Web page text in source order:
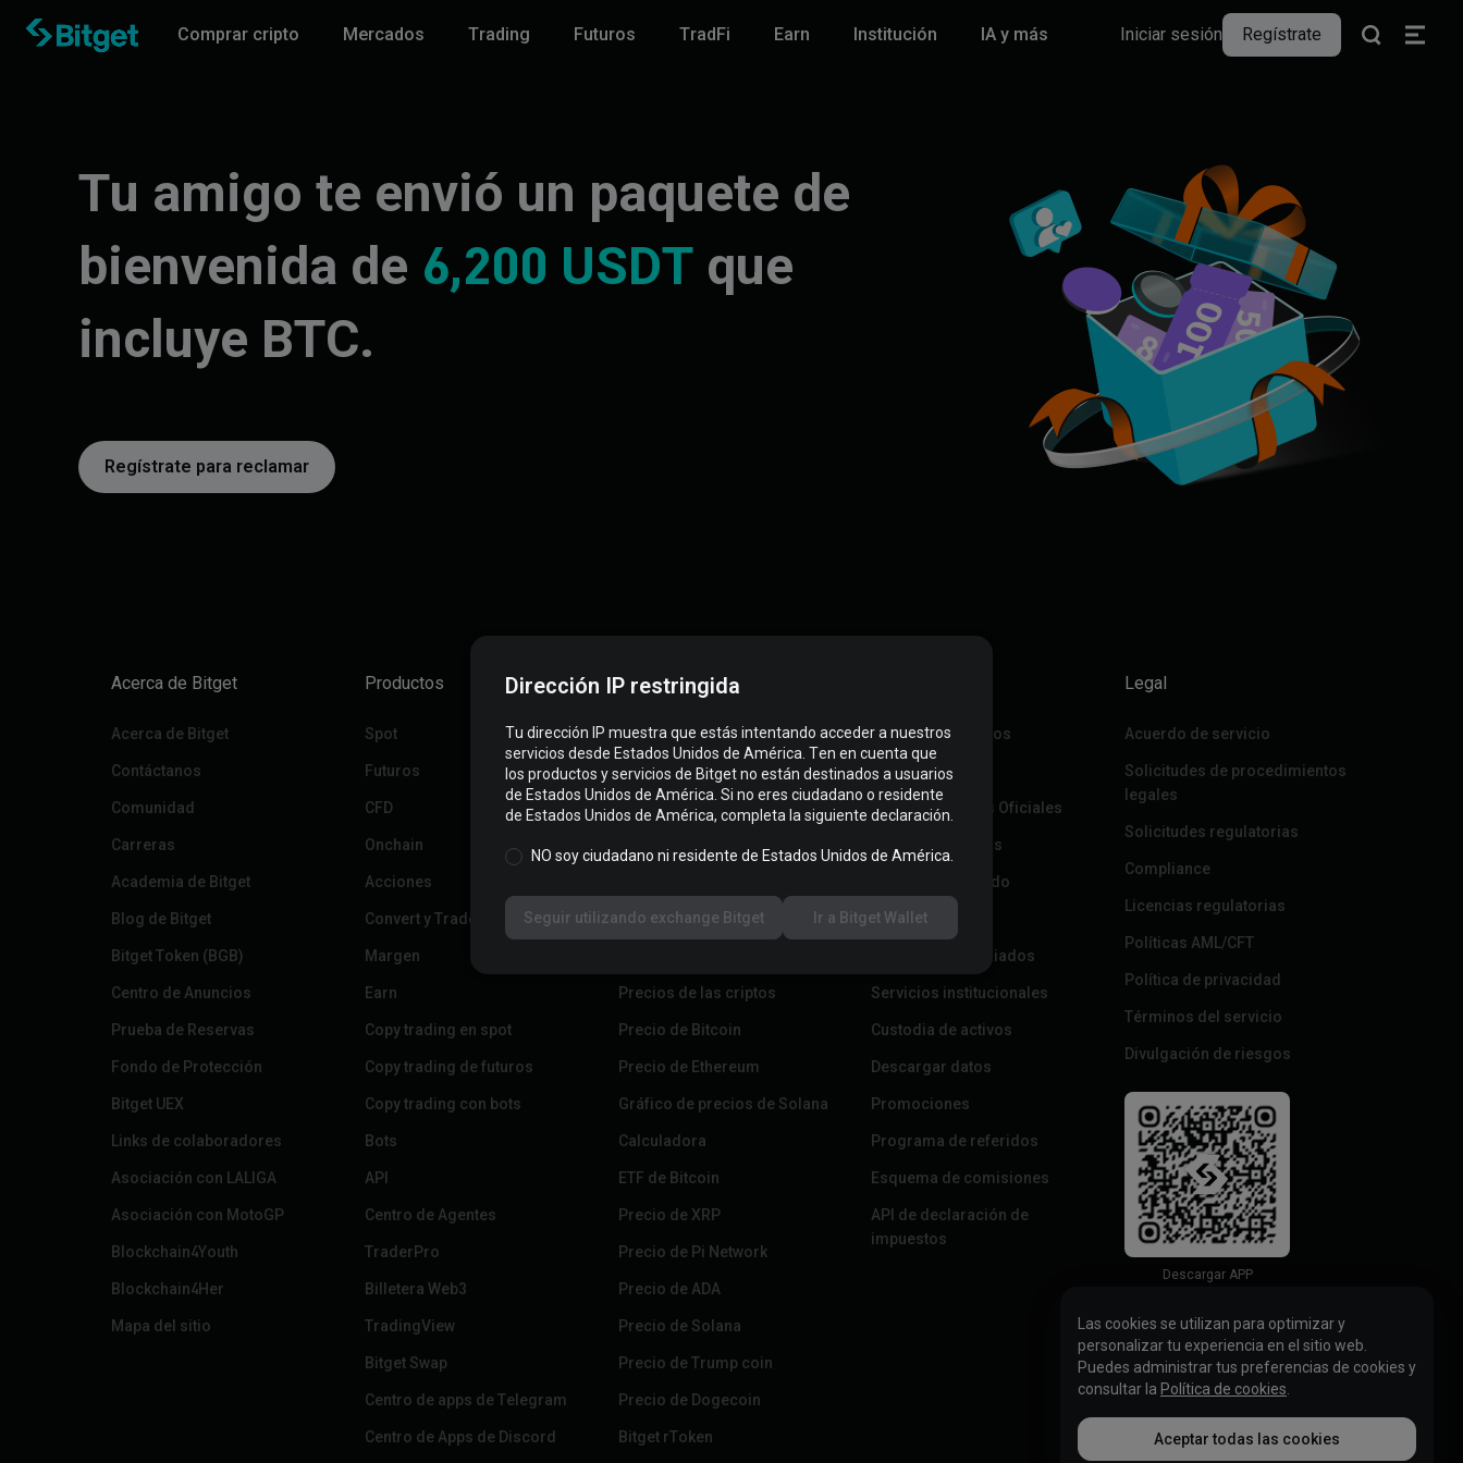
Comprar cripto Mercados Trading Futuros TradFi Earn Institución IA y más Iniciar sesión Regístrate
Tu amigo te envió un paquete de
bienvenida de 6,200 USDT que
incluye BTC.
Regístrate para reclamar
Acerca de Bitget
Acerca de Bitget
Contáctanos
Comunidad
Carreras
Academia de Bitget
Blog de Bitget
Bitget Token (BGB)
Centro de Anuncios
Prueba de Reservas
Fondo de Protección
Bitget UEX
Links de colaboradores
Asociación con LALIGA
Asociación con MotoGP
Blockchain4Youth
Blockchain4Her
Mapa del sitio
Productos
Spot
Futuros
CFD
Onchain
Acciones
Convert y Trade en Bloque
Margen
Earn
Copy trading en spot
Copy trading de futuros
Copy trading con bots
Bots
API
Centro de Agentes
TraderPro
Billetera Web3
TradingView
Bitget Swap
Centro de apps de Telegram
Centro de Apps de Discord
Comprar cripto
Comprar cripto
Comprar Bitcoin
Comprar ETH
Comprar BGB
Precios de las criptos
Precio de Bitcoin
Precio de Ethereum
Gráfico de precios de Solana
Calculadora
ETF de Bitcoin
Precio de XRP
Precio de Pi Network
Precio de ADA
Precio de Solana
Precio de Trump coin
Precio de Dogecoin
Bitget rToken
Enviar comentarios
Centro de Ayuda
Verificar Canales Oficiales
Centro Antiestafas
Solicitud de listado
Servicios VIP
Programa de Afiliados
Servicios institucionales
Custodia de activos
Descargar datos
Promociones
Programa de referidos
Esquema de comisiones
API de declaración de
impuestos
Legal
Acuerdo de servicio
Solicitudes de procedimientos
legales
Solicitudes regulatorias
Compliance
Licencias regulatorias
Políticas AML/CFT
Política de privacidad
Términos del servicio
Divulgación de riesgos
Descargar APP
Las cookies se utilizan para optimizar y
personalizar tu experiencia en el sitio web.
Puedes administrar tus preferencias de cookies y
consultar la Política de cookies
Aceptar todas las cookies
Dirección IP restringida
Tu dirección IP muestra que estás intentando acceder a nuestros
servicios desde Estados Unidos de América. Ten en cuenta que
los productos y servicios de Bitget no están destinados a usuarios
de Estados Unidos de América. Si no eres ciudadano o residente
de Estados Unidos de América, completa la siguiente declaración.
NO soy ciudadano ni residente de Estados Unidos de América.
Seguir utilizando exchange Bitget Ir a Bitget Wallet